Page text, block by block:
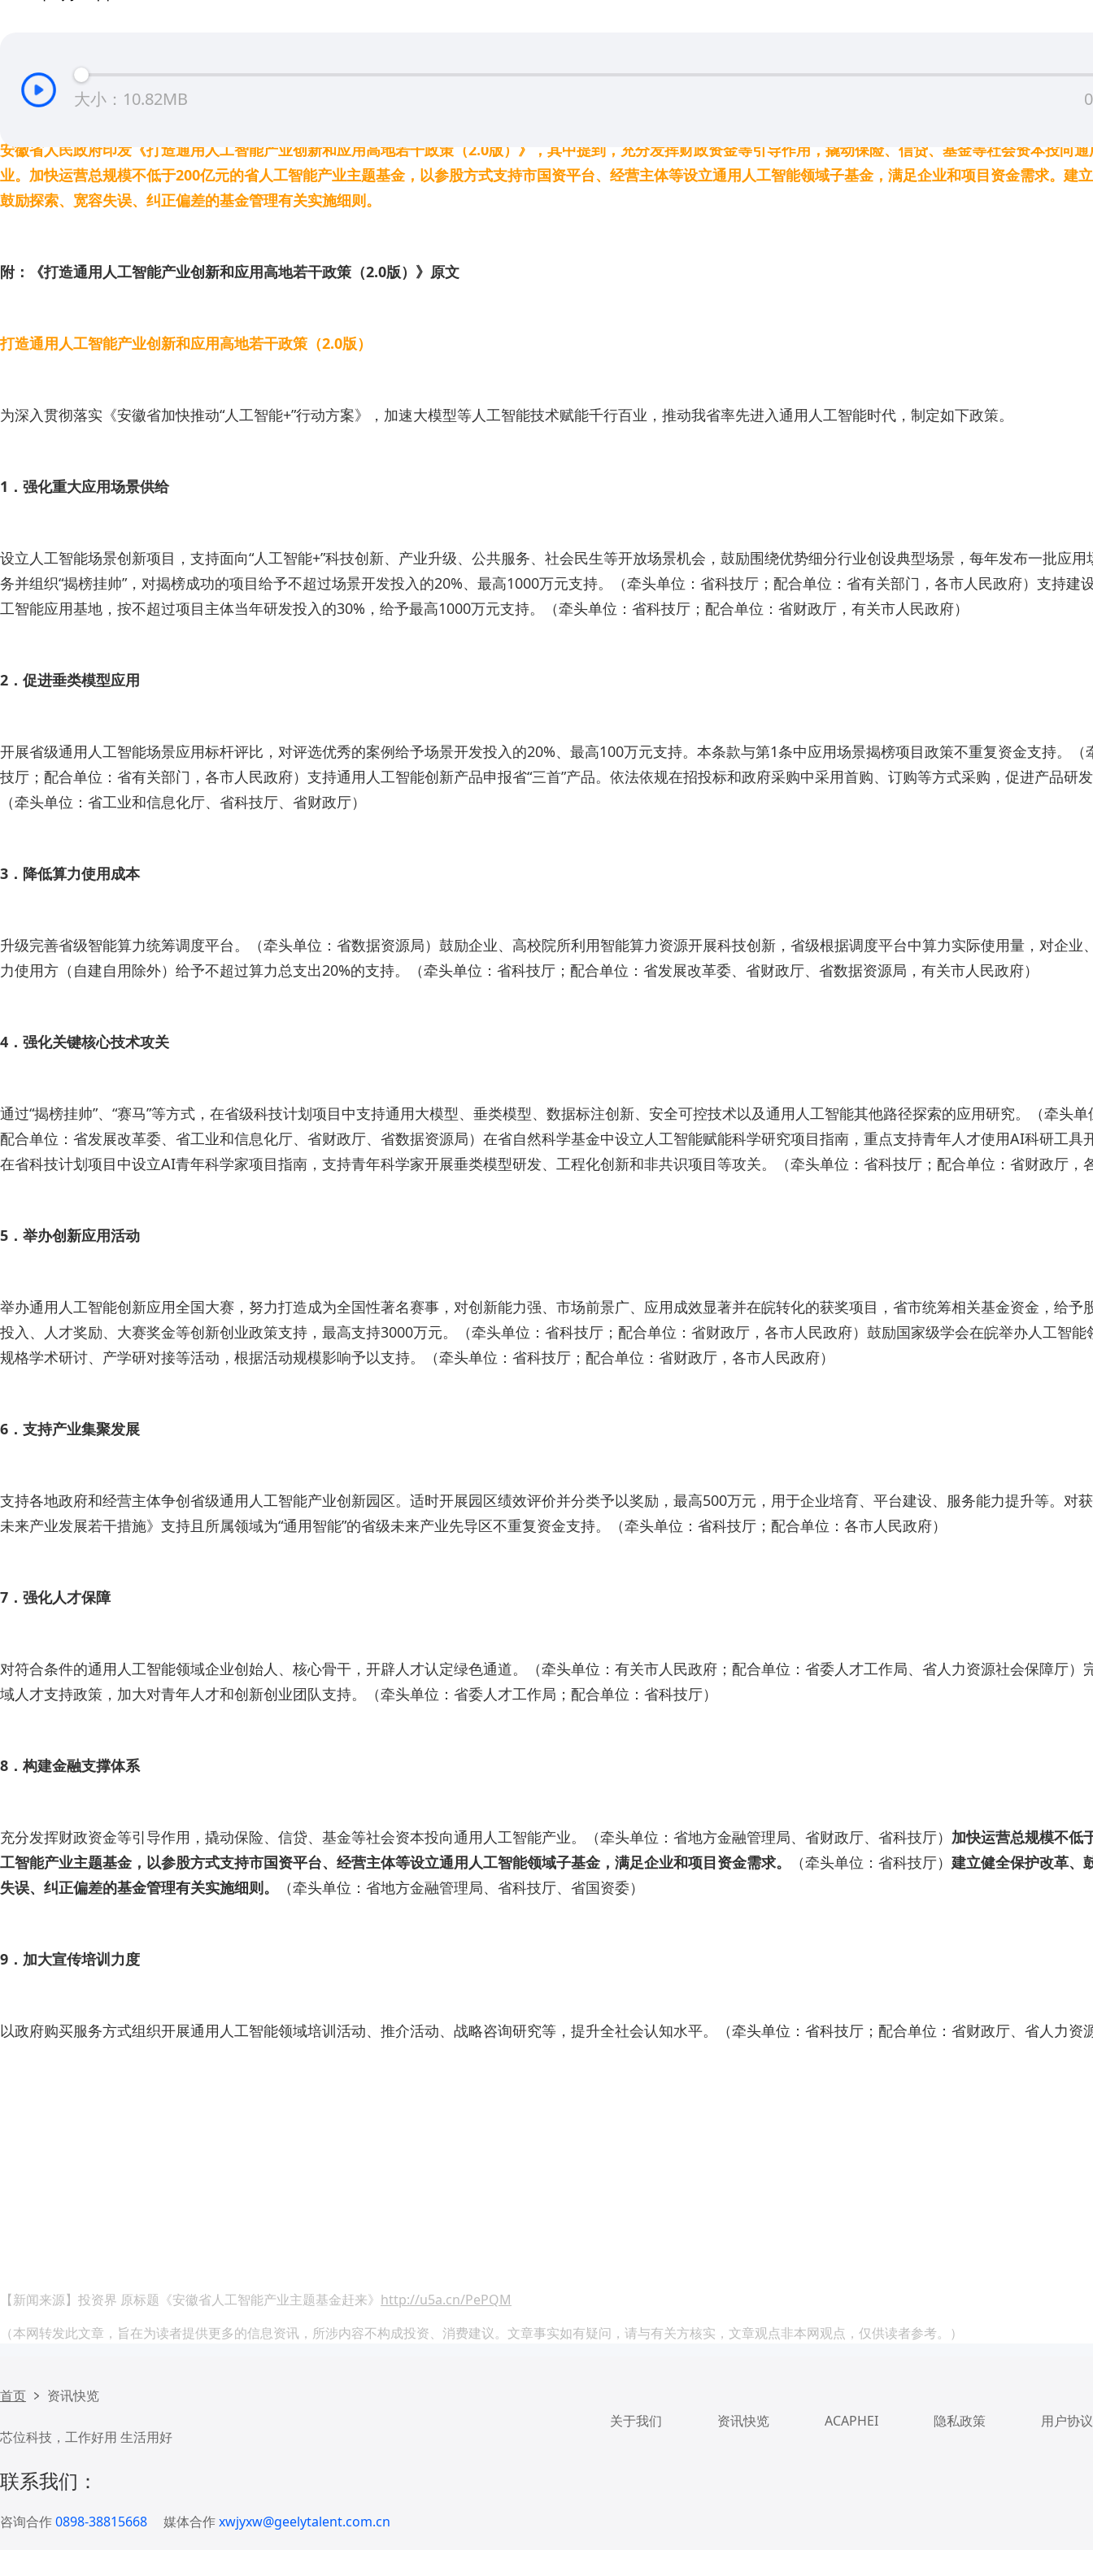
大小：10.82MB
安徽省人民政府印发《打造通用人工智能产业创新和应用高地若干政策（2.0版）》，其中提到，充分发挥财政资金等引导作用，撬动保险、信贷、基金等社会资本投向
业。加快运营总规模不低于200亿元的省人工智能产业主题基金，以参股方式支持市国资平台、经营主体等设立通用人工智能领域子基金，满足企业和项目资金需求。建
鼓励探索、宽容失误、纠正偏差的基金管理有关实施细则。
附：《打造通用人工智能产业创新和应用高地若干政策（2.0版）》原文
打造通用人工智能产业创新和应用高地若干政策（2.0版）
为深入贯彻落实《安徽省加快推动“人工智能+”行动方案》，加速大模型等人工智能技术赋能千行百业，推动我省率先进入通用人工智能时代，制定如下政策。
1．强化重大应用场景供给
设立人工智能场景创新项目，支持面向“人工智能+”科技创新、产业升级、公共服务、社会民生等开放场景机会，鼓励围绕优势细分行业创设典型场景，每年发布一批应用
务并组织“揭榜挂帅”，对揭榜成功的项目给予不超过场景开发投入的20%、最高1000万元支持。（牵头单位：省科技厅；配合单位：省有关部门，各市人民政府）支持建
工智能应用基地，按不超过项目主体当年研发投入的30%，给予最高1000万元支持。（牵头单位：省科技厅；配合单位：省财政厅，有关市人民政府）
2．促进垂类模型应用
开展省级通用人工智能场景应用标杆评比，对评选优秀的案例给予场景开发投入的20%、最高100万元支持。本条款与第1条中应用场景揭榜项目政策不重复资金支持。（
技厅；配合单位：省有关部门，各市人民政府）支持通用人工智能创新产品申报省“三首”产品。依法依规在招投标和政府采购中采用首购、订购等方式采购，促进产品研
（牵头单位：省工业和信息化厅、省科技厅、省财政厅）
3．降低算力使用成本
升级完善省级智能算力统筹调度平台。（牵头单位：省数据资源局）鼓励企业、高校院所利用智能算力资源开展科技创新，省级根据调度平台中算力实际使用量，对企业
力使用方（自建自用除外）给予不超过算力总支出20%的支持。（牵头单位：省科技厅；配合单位：省发展改革委、省财政厅、省数据资源局，有关市人民政府）
4．强化关键核心技术攻关
通过“揭榜挂帅”、“赛马”等方式，在省级科技计划项目中支持通用大模型、垂类模型、数据标注创新、安全可控技术以及通用人工智能其他路径探索的应用研究。（牵头
配合单位：省发展改革委、省工业和信息化厅、省财政厅、省数据资源局）在省自然科学基金中设立人工智能赋能科学研究项目指南，重点支持青年人才使用AI科研工具
在省科技计划项目中设立AI青年科学家项目指南，支持青年科学家开展垂类模型研发、工程化创新和非共识项目等攻关。（牵头单位：省科技厅；配合单位：省财政厅，
5．举办创新应用活动
举办通用人工智能创新应用全国大赛，努力打造成为全国性著名赛事，对创新能力强、市场前景广、应用成效显著并在皖转化的获奖项目，省市统筹相关基金资金，给予
投入、人才奖励、大赛奖金等创新创业政策支持，最高支持3000万元。（牵头单位：省科技厅；配合单位：省财政厅，各市人民政府）鼓励国家级学会在皖举办人工智能
规格学术研讨、产学研对接等活动，根据活动规模影响予以支持。（牵头单位：省科技厅；配合单位：省财政厅，各市人民政府）
6．支持产业集聚发展
支持各地政府和经营主体争创省级通用人工智能产业创新园区。适时开展园区绩效评价并分类予以奖励，最高500万元，用于企业培育、平台建设、服务能力提升等。对
未来产业发展若干措施》支持且所属领域为“通用智能”的省级未来产业先导区不重复资金支持。（牵头单位：省科技厅；配合单位：各市人民政府）
7．强化人才保障
对符合条件的通用人工智能领域企业创始人、核心骨干，开辟人才认定绿色通道。（牵头单位：有关市人民政府；配合单位：省委人才工作局、省人力资源社会保障厅）
域人才支持政策，加大对青年人才和创新创业团队支持。（牵头单位：省委人才工作局；配合单位：省科技厅）
8．构建金融支撑体系
充分发挥财政资金等引导作用，撬动保险、信贷、基金等社会资本投向通用人工智能产业。（牵头单位：省地方金融管理局、省财政厅、省科技厅） 加快运营总规模不低
工智能产业主题基金，以参股方式支持市国资平台、经营主体等设立通用人工智能领域子基金，满足企业和项目资金需求。
（牵头单位：省科技厅） 建立健全保护改革、
失误、纠正偏差的基金管理有关实施细则。
（牵头单位：省地方金融管理局、省科技厅、省国资委）
9．加大宣传培训力度
以政府购买服务方式组织开展通用人工智能领域培训活动、推介活动、战略咨询研究等，提升全社会认知水平。（牵头单位：省科技厅；配合单位：省财政厅、省人力资
【新闻来源】投资界 原标题《安徽省人工智能产业主题基金赶来》 http://u5a.cn/PePQM
（本网转发此文章，旨在为读者提供更多的信息资讯，所涉内容不构成投资、消费建议。文章事实如有疑问，请与有关方核实，文章观点非本网观点，仅供读者参考。）
首页 资讯快览
芯位科技，工作好用 生活用好
联系我们：
咨询合作0898-38815668 媒体合作xwjyxw@geelytalent.com.cn
关于我们 资讯快览 ACAPHEI 隐私政策 用户协议